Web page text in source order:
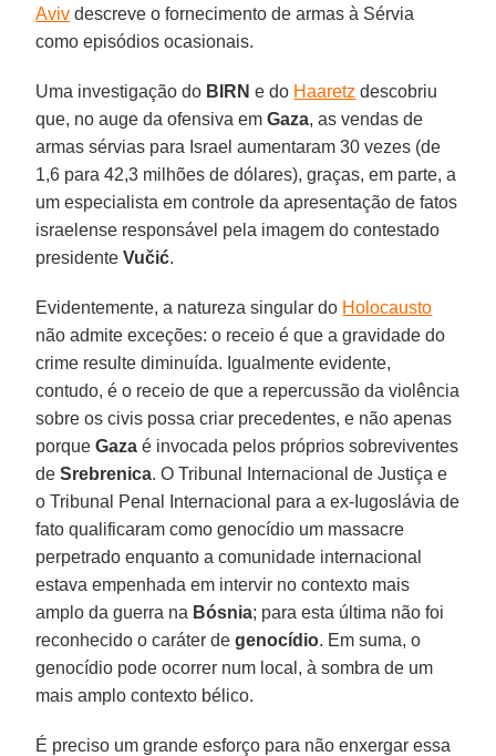
Aviv descreve o fornecimento de armas à Sérvia
como episódios ocasionais.
Uma investigação do BIRN e do Haaretz descobriu
que, no auge da ofensiva emGaza, as vendas de
armas sérvias para Israel aumentaram 30 vezes (de
1,6 para 42,3 milhões de dólares), graças, em parte, a
um especialista em controle da apresentação de fatos
israelense responsável pela imagem do contestado
presidenteVučić.
Evidentemente, a natureza singular do Holocausto
não admite exceções: o receio é que a gravidade do
crime resulte diminuída. Igualmente evidente,
contudo, é o receio de que a repercussão da violência
sobre os civis possa criar precedentes, e não apenas
porqueGaza é invocada pelos próprios sobreviventes
deSrebrenica. O Tribunal Internacional de Justiça e
o Tribunal Penal Internacional para a ex-Iugoslávia de
fato qualificaram como genocídio um massacre
perpetrado enquanto a comunidade internacional
estava empenhada em intervir no contexto mais
amplo da guerra na Bósnia; para esta última não foi
reconhecido o caráter degenocídio. Em suma, o
genocídio pode ocorrer num local, à sombra de um
mais amplo contexto bélico.
É preciso um grande esforço para não enxergar essa